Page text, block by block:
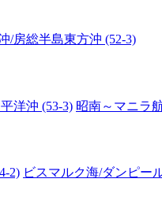
/房総半島東方沖 (52-3)
洋沖 (53-3) 昭南～マニラ
2) ビスマルク海/ダンピー